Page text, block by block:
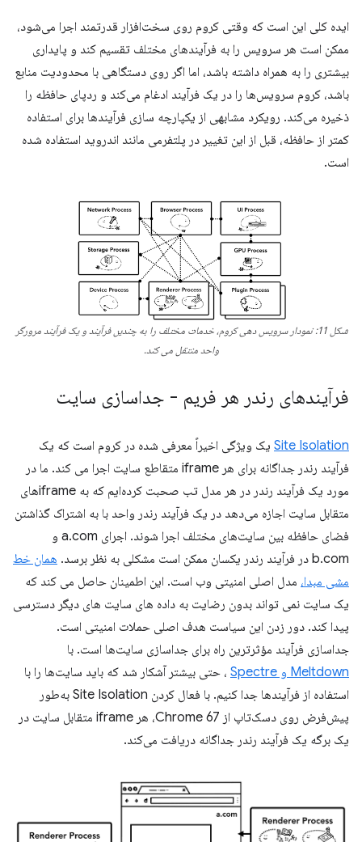
ایده کلی این است که وقتی کروم روی سخت‌افزار قدرتمند اجرا می‌شود،
ممکن است هر سرویس را به فرآیندهای مختلف تقسیم کند و پایداری
بیشتری را به همراه داشته باشد، اما اگر روی دستگاهی با محدودیت منابع
باشد، کروم سرویس‌ها را در یک فرآیند ادغام می‌کند و ردپای حافظه را
ذخیره می‌کند. رویکرد مشابهی از یکپارچه سازی فرآیندها برای استفاده
کمتر از حافظه، قبل از این تغییر در پلتفرمی مانند اندروید استفاده شده
است.
شکل 11: نمودار سرویس دهی کروم، خدمات مختلف را به چندین فرآیند و یک فرآیند مرورگر
واحد منتقل می کند.
فرآیندهای رندر هر فریم - جداسازی سایت
Site Isolation یک ویژگی اخیراً معرفی شده در کروم است که یک
فرآیند رندر جداگانه برای هر iframe متقاطع سایت اجرا می کند. ما در
مورد یک فرآیند رندر در هر مدل تب صحبت کرده‌ایم که به iframe‌های
متقابل سایت اجازه می‌دهد در یک فرآیند رندر واحد با به اشتراک گذاشتن
فضای حافظه بین سایت‌های مختلف اجرا شوند. اجرای a.com و
b.com در فرآیند رندر یکسان ممکن است مشکلی به نظر برسد.
همان خط
مشی مبدا، مدل اصلی امنیتی وب است. این اطمینان حاصل می کند که
یک سایت نمی تواند بدون رضایت به داده های سایت های دیگر دسترسی
پیدا کند. دور زدن این سیاست هدف اصلی حملات امنیتی است.
جداسازی فرآیند مؤثرترین راه برای جداسازی سایت‌ها است. با
Meltdown و Spectre
، حتی بیشتر آشکار شد که باید سایت‌ها را با
استفاده از فرآیندها جدا کنیم. با فعال کردن Site Isolation به‌طور
پیش‌فرض روی دسک‌تاپ از Chrome 67، هر iframe متقابل سایت در
یک برگه یک فرآیند رندر جداگانه دریافت می‌کند.